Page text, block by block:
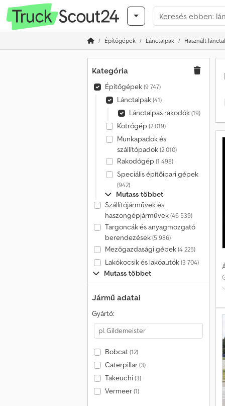
Építőgépek Lánctalpak Használt
Kategória
Építőgépek(9 747)
Lánctalpak(41)
Lánctalpas rakodók(19)
Kotrógép (2 019)
Munkapadok és
szállítópadok(2 010)
Rakodógép (1 498)
Speciális építőipari gépek
(942)
Mutass többet
Szállítójárművek és
haszongépjárművek(46 539)
Targoncák és anyagmozgató
berendezések(5 986)
Mezőgazdasági gépek(4 225)
Lakókocsik és lakóautók(3 704)
Mutass többet
Jármű adatai
Gyártó:
Bobcat(12)
Caterpillar(3)
Takeuchi(3)
Vermeer(1)